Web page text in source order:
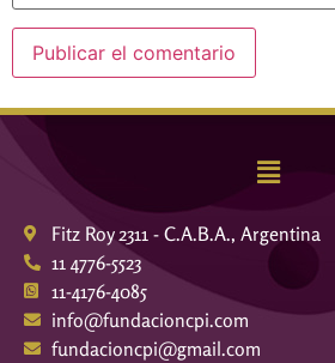
Fitz Roy 2311 - C.A.B.A., Argentina
11 4776-5523
11-4176-4085
info@fundacioncpi.com
fundacioncpi@gmail.com